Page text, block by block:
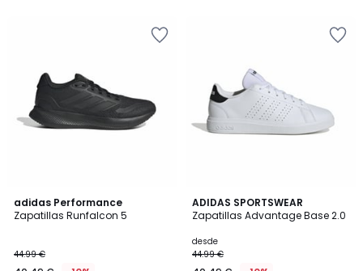
adidas Performance
Zapatillas Runfalcon 5
44.99 €
4,8
/ 5
2
Colores
ADIDAS SPORTSWEAR
Zapatillas Advantage Base 2.0
desde
44.99 €
4,7
/ 5
4
Colores